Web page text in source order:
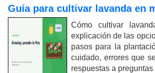
Guía para cultivar lavanda en
Cómo cultivar
explicación de las
pasos para la
cuidado, errores que
respuestas a